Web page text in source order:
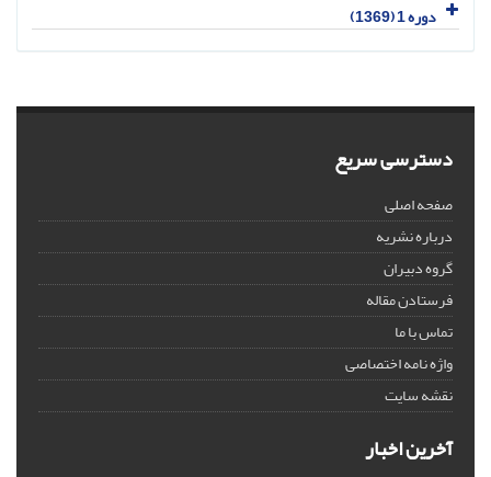
دوره 1 (1369)
دسترسی سریع
صفحه اصلی
درباره نشریه
گروه دبیران
فرستادن مقاله
تماس با ما
واژه نامه اختصاصی
نقشه سایت
آخرین اخبار